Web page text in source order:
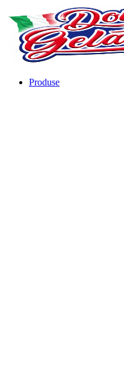
Produse